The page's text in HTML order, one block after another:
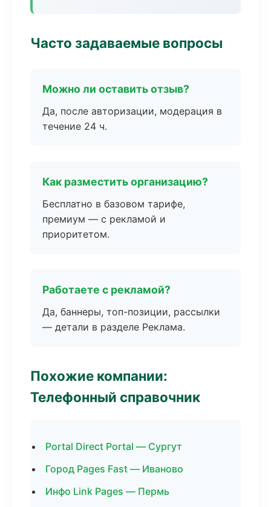
Часто задаваемые вопросы
Можно ли оставить отзыв?
Да, после авторизации, модерация в
течение 24 ч.
Как разместить организацию?
Бесплатно в базовом тарифе,
премиум — с рекламой и
приоритетом.
Работаете с рекламой?
Да, баннеры, топ-позиции, рассылки
— детали в разделе Реклама.
Похожие компании:
Телефонный справочник
Portal Direct Portal — Сургут
Город Pages Fast — Иваново
Инфо Link Pages — Пермь